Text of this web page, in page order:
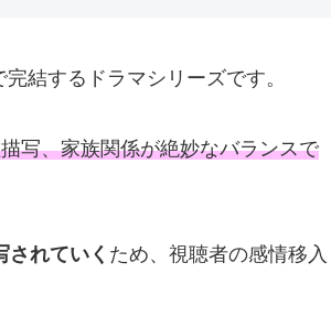
完結するドラマシリーズです。
写、家族関係が絶妙なバランスで
れていく ため、視聴者の感情移入